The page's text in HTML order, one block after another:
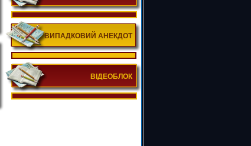
ВИПАДКОВИЙ АНЕКДОТ
ВІДЕОБЛОК